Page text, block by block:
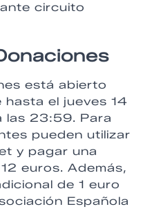
circuito
está abierto
hasta el jueves 14
las 23:59. Para
pueden utilizar
y pagar una
euros. Además,
de 1 euro
Española